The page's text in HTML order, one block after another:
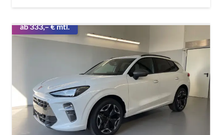
ab 333,– € mtl.